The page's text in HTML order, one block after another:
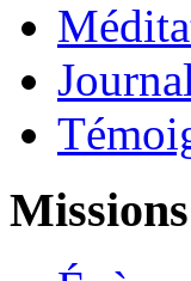
Journal